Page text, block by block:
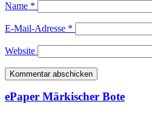
Name *
E-Mail-Adresse *
Website
ePaper Märkischer Bote